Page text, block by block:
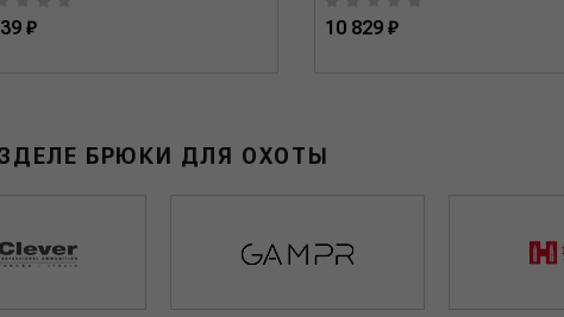
₽ 10 829 ₽
БРЮКИ ДЛЯ ОХОТЫ